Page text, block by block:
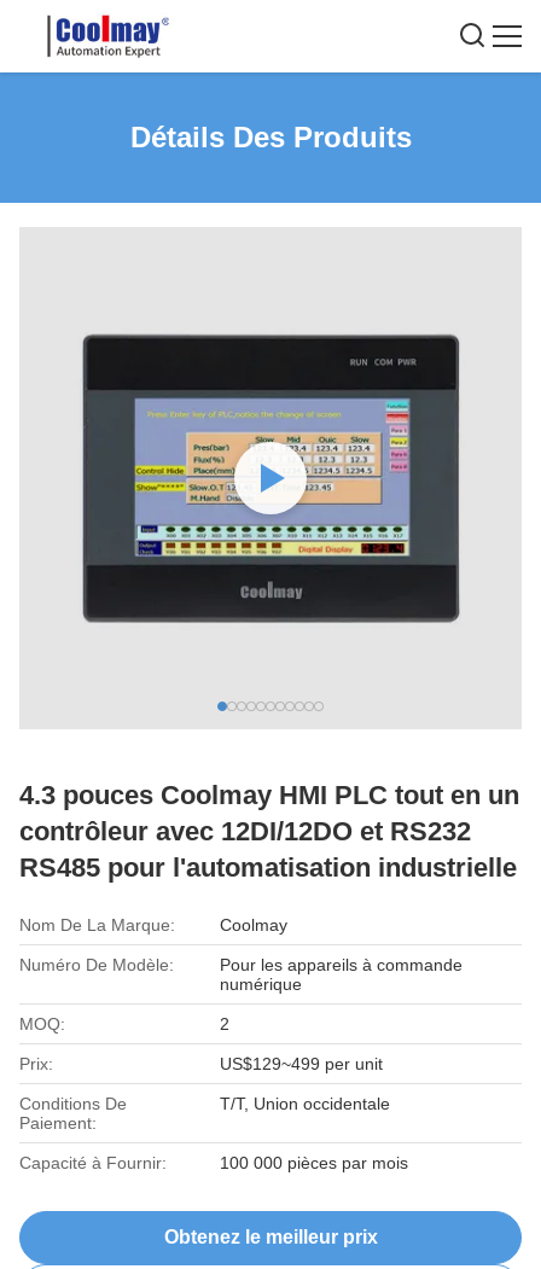
Détails Des Produits
4.3 pouces Coolmay HMI PLC tout en un
contrôleur avec 12DI/12DO et RS232
RS485 pour l'automatisation industrielle
Nom De La Marque: Coolmay
Numéro De Modèle:
Pour les appareils à commande
numérique
MOQ: 2
Prix: US$129~499 per unit
Conditions De
Paiement:
T/T, Union occidentale
Capacité à Fournir: 100 000 pièces par mois
Obtenez le meilleur prix